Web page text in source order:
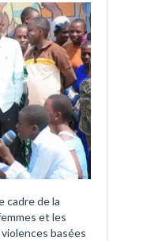
cadre de la
et les
basées